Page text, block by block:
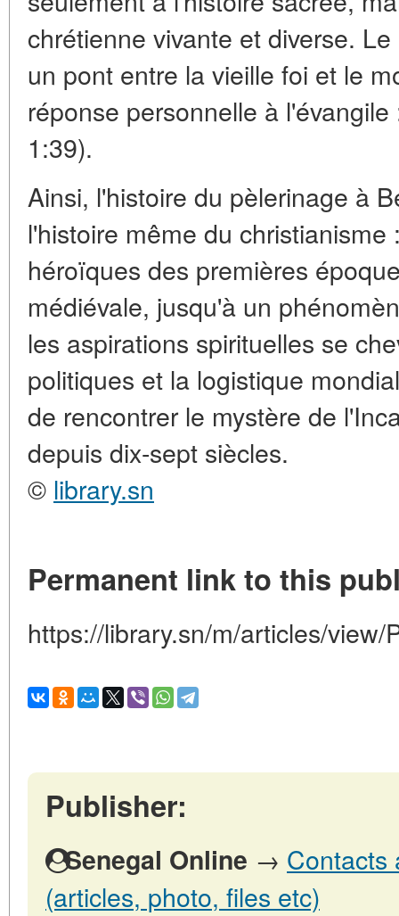
chrétienne vivante et diverse.
un pont entre la vieille foi et le
réponse personnelle à
1:39).
Ainsi, l'histoire du pèlerinage à
l'histoire même du
héroïques des premières
médiévale, jusqu'à un
les aspirations spirituelles se
politiques et la logistique
de rencontrer le mystère de
depuis dix-sept siècles.
© library.sn
Permanent link to this
https://library.sn/m/articles/
Publisher:
Senegal Online → Contacts
(articles, photo, files etc)